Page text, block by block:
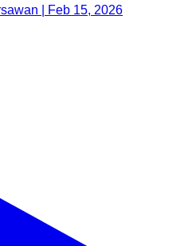
| Feb 15, 2026